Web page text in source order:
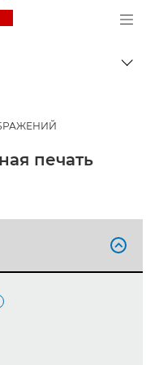
Canon Logo, back to
печать
